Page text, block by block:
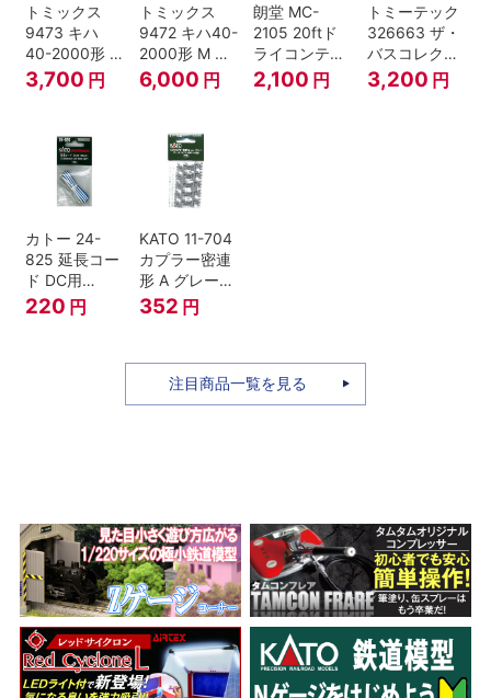
トミックス
9473 キハ
40-2000形 T
Nゲージ
3,700 円
トミックス
9472 キハ40-
2000形 M N
ゲージ
6,000 円
朗堂 MC-
2105 20ftド
ライコンテナ
タイプ
TRANCY
2,100 円
トミーテック
326663 ザ・
バスコレクシ
ョン 西日本鉄
道・九州産交
3,200 円
カトー 24-
825 延長コー
ド DC用
(90cm）
220 円
KATO 11-704
カプラー密連
形 A グレー
(20個入) (ア
ーノルドカプ
352 円
注目商品一覧を見る